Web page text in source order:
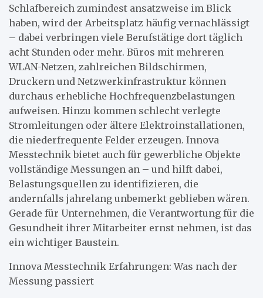
Schlafbereich zumindest ansatzweise im Blick
haben, wird der Arbeitsplatz häufig vernachlässigt
– dabei verbringen viele Berufstätige dort täglich
acht Stunden oder mehr. Büros mit mehreren
WLAN-Netzen, zahlreichen Bildschirmen,
Druckern und Netzwerkinfrastruktur können
durchaus erhebliche Hochfrequenzbelastungen
aufweisen. Hinzu kommen schlecht verlegte
Stromleitungen oder ältere Elektroinstallationen,
die niederfrequente Felder erzeugen. Innova
Messtechnik bietet auch für gewerbliche Objekte
vollständige Messungen an – und hilft dabei,
Belastungsquellen zu identifizieren, die
andernfalls jahrelang unbemerkt geblieben wären.
Gerade für Unternehmen, die Verantwortung für die
Gesundheit ihrer Mitarbeiter ernst nehmen, ist das
ein wichtiger Baustein.
Innova Messtechnik Erfahrungen: Was nach der
Messung passiert